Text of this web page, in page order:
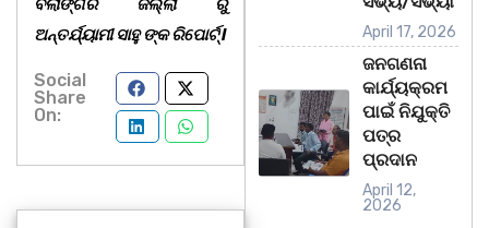
ଅନ୍ତର୍ଯ୍ୟାମୀ ସାହୁ ଙ୍କ ରିପୋର୍ଟ୍ l
Social
Share
On:
April 17, 2026
ଜନଗଣନା
କାର୍ଯ୍ୟକ୍ରମ
ପାଇଁ ନିଯୁକ୍ତି
ପତ୍ର
ପ୍ରଦାନ
April 12,
2026